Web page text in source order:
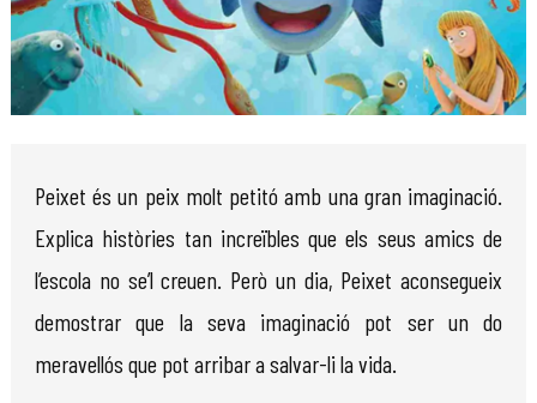
Peixet és un peix molt petitó amb una gran imaginació.
Explica històries tan increïbles que els seus amics de
l’escola no se’l creuen. Però un dia, Peixet aconsegueix
demostrar que la seva imaginació pot ser un do
meravellós que pot arribar a salvar-li la vida.